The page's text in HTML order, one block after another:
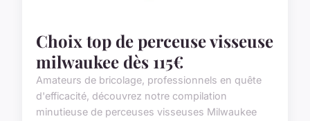
Choix top de perceuse visseuse
milwaukee dès 115€
Amateurs de bricolage, professionnels en quête
d'efficacité, découvrez notre compilation
minutieuse de perceuses visseuses Milwaukee